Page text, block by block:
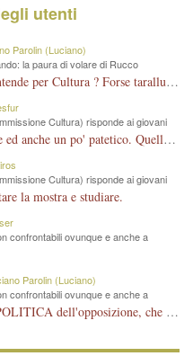
utenti
Parolin (Luciano)
la paura di volare di Rucco
Vorrei sapere dal C.C. Rolando cosa intende per Cultura ? Forse tarallucci, vino e sagre, o spaghetti tricolori del PD ? Il continuo (s)parlare della mostra a Palazzo Chiericati caro consigliere DANNEGGIA FORTEMENTE l'immagine della città TUTTA e fa deviare i consensi che in RUSSIA (badi bene ex U.R.S.S.) sono ECCELLENTI. A livello artistico l'evento è di alta Valenza culturale, COMPITO di Tutta la Cittadinanza fare il possibile per propagandare l'iniziativa senza farne UN CASO PARTITICO come fa Lei da sempre. Meno Gazebo + Partecipazione! E così sia. Amen.
Cultura) risponde ai giovani
Commento di Kairos totalmente inutile ed anche un po' patetico. Quella che è completamente mancata è stata la promozione internazionale dell'evento effettuata da chi lo sa fare, l'amministrazione in questo è stata totalmente assente relegando al provincialismo una mostra che meritava ben altre platee ed i risultati sono sotto gli occhi di tutti. Su questo bisogna parlare, il fatto di averla organizzata al Chiericati certo non ha aiutato ma è un aspetto secondario rispetto a quello della promozione. In città con le mostre organizzate da Goldin - che certo ha fatto principalmente i suoi interessi, ma ne ha comunque beneficiato la città in immagine e commercio per il centro - arrivavano giornalmente pullman carichi di turisti. Dove sono i turisti ora?
Cultura) risponde ai giovani
la mostra e studiare.
confrontabili ovunque e anche a
Parolin (Luciano)
confrontabili ovunque e anche a
Il finale, fa la differenza tra la critica POLITICA dell'opposizione, che ha perso le elezioni ed è minoranza e non trova altri argomenti per politicizzare sul sito qua o là ? La critica d'arte invece è un'altra cosa che lascio agli altri. Per ora mi basta la lezione magistrale del prof. Giulianati.